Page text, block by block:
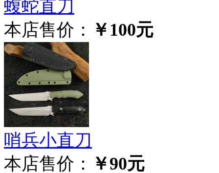
蝮蛇直刀
本店售价： ￥100元
哨兵小直刀
本店售价： ￥90元